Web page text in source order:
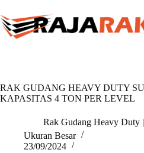
to
content
RAK GUDANG HEAVY DUTY
KAPASITAS 4 TON PER LEVEL
Rak Gudang Heavy Duty
Ukuran Besar
23/09/2024